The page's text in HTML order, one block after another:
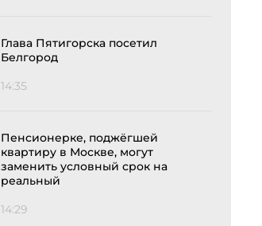
Глава Пятигорска посетил
Белгород
14:35
Пенсионерке, поджёгшей
квартиру в Москве, могут
заменить условный срок на
реальный
14:29